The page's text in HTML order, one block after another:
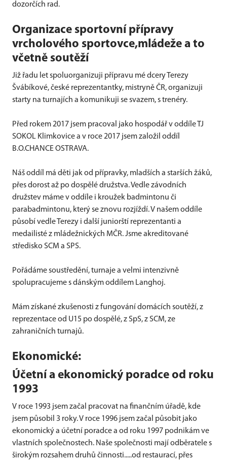
dozorčích rad.
Organizace sportovní přípravy
vrcholového sportovce,mládeže a to
včetně soutěží
Již řadu let spoluorganizuji přípravu mé dcery Terezy
Švábíkové, české reprezentantky, mistryně ČR, organizuji
starty na turnajích a komunikuji se svazem, s trenéry.
Před rokem 2017 jsem pracoval jako hospodář v oddíle TJ
SOKOL Klimkovice a v roce 2017 jsem založil oddíl
B.O.CHANCE OSTRAVA.
Náš oddíl má děti jak od přípravky, mladších a starších žáků,
přes dorost až po dospělé družstva. Vedle závodních
družstev máme v oddíle i kroužek badmintonu či
parabadmintonu, který se znovu rozjíždí. V našem oddíle
působí vedle Terezy i další juniorští reprezentanti a
medailisté z mládežnických MČR. Jsme akreditované
středisko SCM a SPS.
Pořádáme soustředění, turnaje a velmi intenzivně
spolupracujeme s dánským oddílem Langhoj.
Mám získané zkušenosti z fungování domácích soutěží, z
reprezentace od U15 po dospělé, z SpS, z SCM, ze
zahraničních turnajů.
Ekonomické:
Účetní a ekonomický poradce od roku
1993
V roce 1993 jsem začal pracovat na finančním úřadě, kde
jsem působil 3 roky. V roce 1996 jsem začal působit jako
ekonomický a účetní poradce a od roku 1997 podnikám ve
vlastních společnostech. Naše společnosti mají odběratele s
širokým rozsahem druhů činnosti.....od restaurací, přes